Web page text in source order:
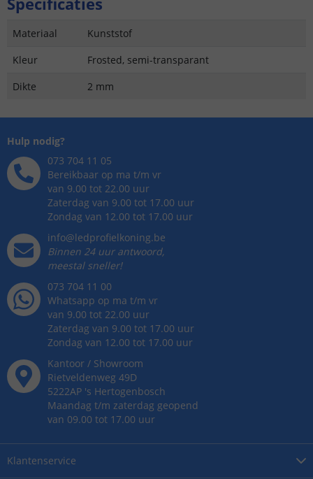
Materiaal
Kunststof
Kleur
Frosted, semi-transparant
Dikte
2 mm
Klantenservice
Hulp nodig?
073 704 11 05
Bereikbaar op ma t/m vr
van 9.00 tot 22.00 uur
Zaterdag van 9.00 tot 17.00 uur
Zondag van 12.00 tot 17.00 uur
info@ledprofielkoning.be
Binnen 24 uur antwoord,
meestal sneller!
073 704 11 00
Whatsapp op ma t/m vr
van 9.00 tot 22.00 uur
Zaterdag van 9.00 tot 17.00 uur
Zondag van 12.00 tot 17.00 uur
Kantoor / Showroom
Rietveldenweg 49D
5222AP 's Hertogenbosch
Maandag t/m zaterdag geopend
van 09.00 tot 17.00 uur